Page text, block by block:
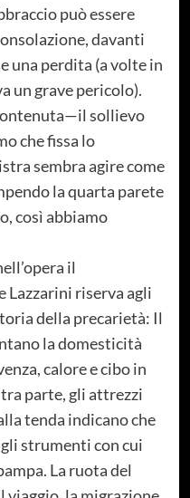
può essere
davanti
una perdita (a volte in
un grave pericolo).
sollievo
che fissa lo
sembra agire come
la quarta parete
così abbiamo
il
riserva agli
della precarietà: Il
la domesticità
calore e cibo in
parte, gli attrezzi
tenda indicano che
strumenti con cui
La ruota del